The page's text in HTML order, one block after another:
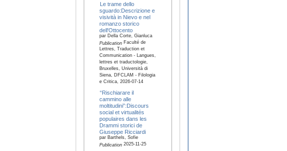
Le trame dello
sguardo:Descrizione e
visività in Nievo e nel
romanzo storico
dell'Ottocento
par Della Corte, Gianluca
PublicationFaculté de
Lettres, Traduction et
Communication - Langues,
lettres et traductologie,
Bruxelles, Università di
Siena, DFCLAM - Filologia
e Critica, 2026-07-14
“Rischiarare il
cammino alle
moltitudini”:Discours
social et virtualités
populaires dans les
Drammi storici de
Giuseppe Ricciardi
par Barthels, Sofie
Publication2025-11-25